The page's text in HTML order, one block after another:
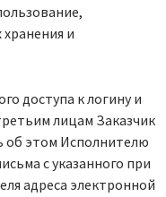
и
доступа к логину и
лицам Заказчик
об этом Исполнителю
с указанного при
адреса электронной